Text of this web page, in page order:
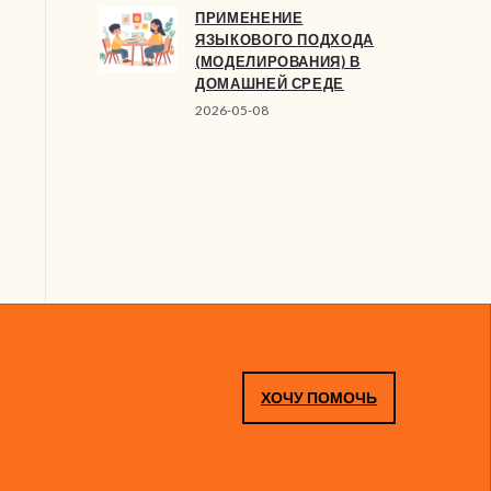
ПРИМЕНЕНИЕ
ЯЗЫКОВОГО ПОДХОДА
(МОДЕЛИРОВАНИЯ) В
ДОМАШНЕЙ СРЕДЕ
2026-05-08
ХОЧУ ПОМОЧЬ